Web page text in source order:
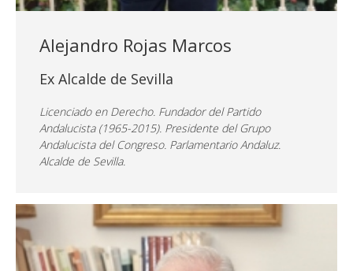
Alejandro Rojas Marcos
Ex Alcalde de Sevilla
Licenciado en Derecho. Fundador del Partido
Andalucista (1965-2015). Presidente del Grupo
Andalucista del Congreso. Parlamentario Andaluz.
Alcalde de Sevilla.